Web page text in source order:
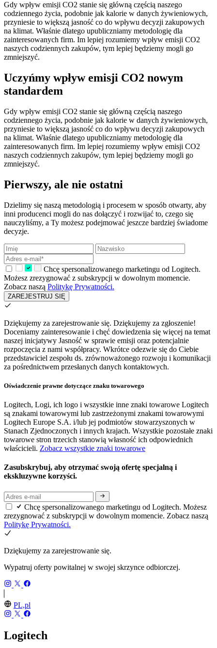
Gdy wpływ emisji CO2 stanie się główną częścią naszego
codziennego życia, podobnie jak kalorie w danych żywieniowych,
przyniesie to większą jasność co do wpływu decyzji zakupowych
na klimat. Właśnie dlatego upubliczniamy metodologię dla
zainteresowanych firm. Im lepiej rozumiemy wpływ emisji CO2
naszych codziennych zakupów, tym lepiej będziemy mogli go
zmniejszyć.
Uczyńmy wpływ emisji CO2 nowym
standardem
Gdy wpływ emisji CO2 stanie się główną częścią naszego
codziennego życia, podobnie jak kalorie w danych żywieniowych,
przyniesie to większą jasność co do wpływu decyzji zakupowych
na klimat. Właśnie dlatego upubliczniamy metodologię dla
zainteresowanych firm. Im lepiej rozumiemy wpływ emisji CO2
naszych codziennych zakupów, tym lepiej będziemy mogli go
zmniejszyć.
Pierwszy, ale nie ostatni
Dzielimy się naszą metodologią i procesem w sposób otwarty, aby
inni producenci mogli do nas dołączyć i rozwijać to, czego się
nauczyliśmy, a Ty możesz podejmować jeszcze bardziej świadome
decyzje.
Chcę spersonalizowanego marketingu od Logitech.
Możesz zrezygnować z subskrypcji w dowolnym momencie.
Zobacz naszą Politykę Prywatności.
ZAREJESTRUJ SIĘ
Dziękujemy za zarejestrowanie się. Dziękujemy za zgłoszenie!
Doceniamy zainteresowanie i chęć dowiedzenia się więcej na temat
naszej inicjatywy Jasność w sprawie emisji oraz potencjalnie
rozpoczęcia z nami współpracy. Wkrótce odezwie się do Ciebie
przedstawiciel zespołu ds. zrównoważonego rozwoju i komunikacji
za pośrednictwem przesłanych danych kontaktowych.
Oświadczenie prawne dotyczące znaku towarowego
Logitech, Logi, ich logo i wszystkie inne znaki towarowe Logitech
są znakami towarowymi lub zastrzeżonymi znakami towarowymi
Logitech Europe S.A. i/lub jej podmiotów stowarzyszonych w
Stanach Zjednoczonych i innych krajach. Wszystkie pozostałe znaki
towarowe stron trzecich stanowią własność ich odpowiednich
właścicieli. Zobacz wszystkie znaki towarowe
Zasubskrybuj, aby otrzymać swoją ofertę specjalną i
ekskluzywne korzyści.
Chcę spersonalizowanego marketingu od Logitech. Możesz
zrezygnować z subskrypcji w dowolnym momencie. Zobacz naszą
Politykę Prywatności.
Dziękujemy za zarejestrowanie się.
Wypatruj oferty powitalnej w swojej skrzynce odbiorczej.
PL,pl
Logitech